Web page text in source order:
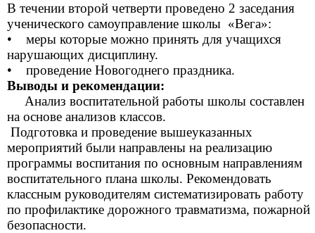
В течении второй четверти проведено 2 заседания
ученического самоуправление школы «Вега»:
• меры которые можно принять для учащихся
нарушающих дисциплину.
• проведение Новогоднего праздника.
Выводы и рекомендации:
Анализ воспитательной работы школы составлен
на основе анализов классов.
Подготовка и проведение вышеуказанных
мероприятий были направлены на реализацию
программы воспитания по основным направлениям
воспитательного плана школы. Рекомендовать
классным руководителям систематизировать работу
по профилактике дорожного травматизма, пожарной
безопасности.